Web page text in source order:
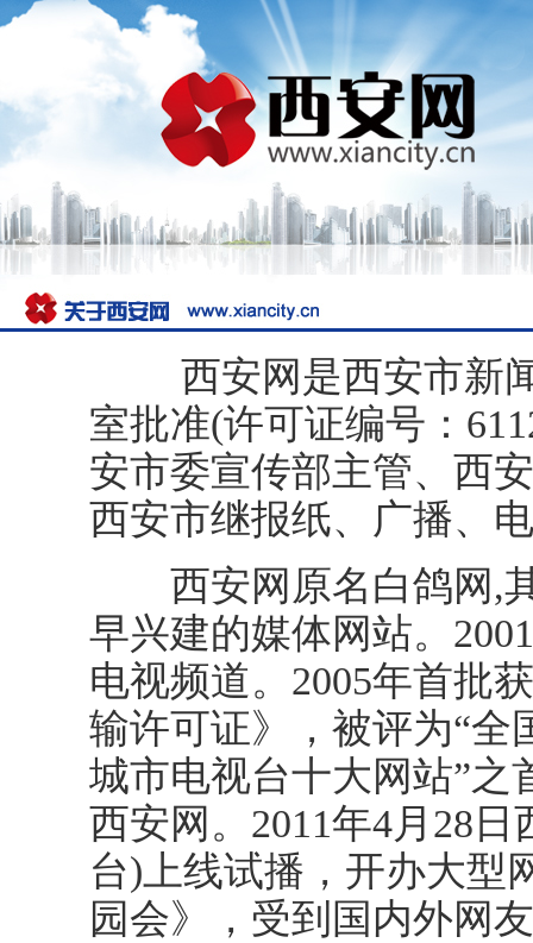
西安网是西安市新
室批准(许可证编号：
安市委宣传部主管、西
西安市继报纸、广播、
西安网原名白鸽网,其
早兴建的媒体网站。
电视频道。2005年首批
输许可证》，被评为“全
城市电视台十大网站”之
西安网。2011年4月28
台)上线试播，开办大型
园会》，受到国内外网